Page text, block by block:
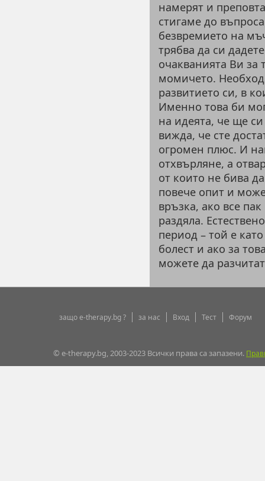
намерят и
стигаме до
безвремието на
трябва да си
очакванията Ви за
момичето.
развитието си, в
Именно това би
на идеята, че ще
вижда, че сте
огромен плюс. И
отхвърляне, а
от които не бива
повече опит и
връзка, ако все
раздяла.
период – той е
болест и ако за
можете да
защо e-therapy.bg ? за нас Вход Тест Форум
© e-therapy.bg, 2003-2023 Всички права са запазени.